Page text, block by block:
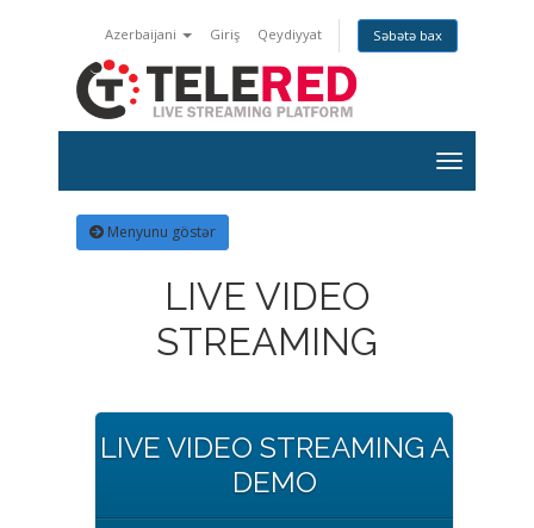
Azerbaijani Giriş Qeydiyyat Səbətə bax
Menyunu göstər
LIVE VIDEO
STREAMING
LIVE VIDEO STREAMING A
DEMO